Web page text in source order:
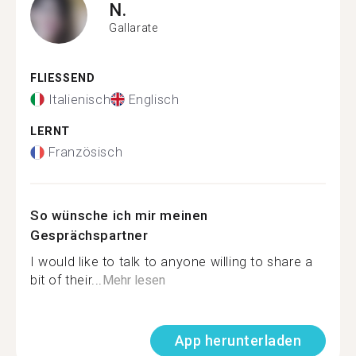
N.
Gallarate
FLIESSEND
Italienisch Englisch
LERNT
Französisch
So wünsche ich mir meinen
Gesprächspartner
I would like to talk to anyone willing to share a
bit of their...Mehr lesen
App herunterladen